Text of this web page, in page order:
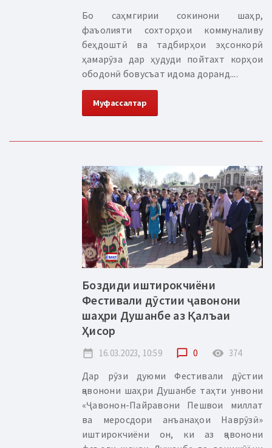
Бо саҳмгирии сокинони шаҳр,
фаъолияти сохторҳои коммуналиву
беҳдоштӣ ва тадбирҳои эҳсонкорӣ
ҳамарӯза дар ҳудуди пойтахт корҳои
ободонӣ бовусъат идома доранд....
Муфассалтар
Боздиди иштирокчиёни
Фестивали дӯстии ҷавонони
шаҳри Душанбе аз Қалъаи
Ҳисор
date_range 16.03.2023, 10:59 chat_bubble_outline 0 remove_red_eye 374
Дар рӯзи дуюми Фестивали дӯстии
ҷавонони шаҳри Душанбе таҳти унвони
«Ҷавонон-Пайравони Пешвои миллат
ва меросдори анъанаҳои Наврӯзӣ»
иштирокчиёни он, ки аз ҷавонони